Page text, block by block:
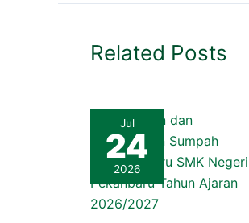
Related Posts
Jul
24
2026